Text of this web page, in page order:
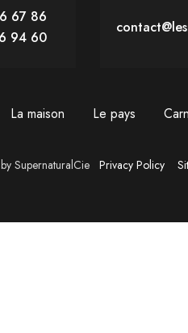
67 86
94 60
La maison Le pays
SupernaturalCie Privacy Policy